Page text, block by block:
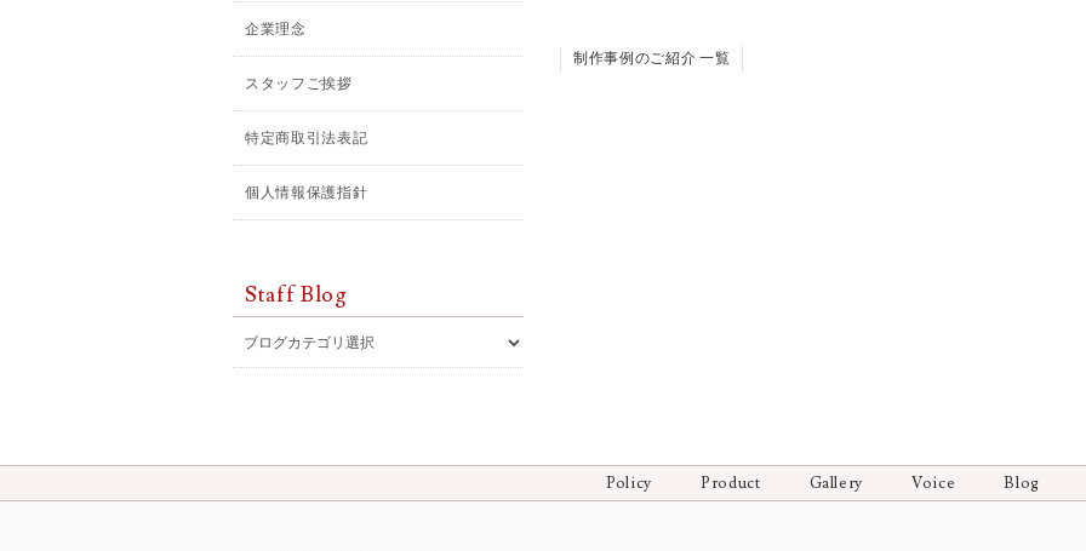
制作事例のご紹介 一覧
企業理念
スタッフご挨拶
特定商取引法表記
個人情報保護指針
Staff Blog
Policy Product Gallery Voice Blog